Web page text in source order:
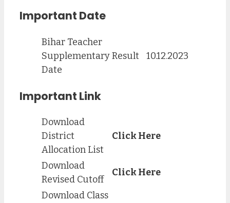
Important Date
Bihar Teacher
Supplementary Result
Date
10.12.2023
Important Link
Download
District
Allocation List
Click Here
Download
Revised Cutoff
Click Here
Download Class